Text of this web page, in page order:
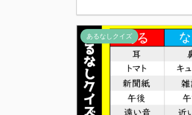
あるなしクイズ